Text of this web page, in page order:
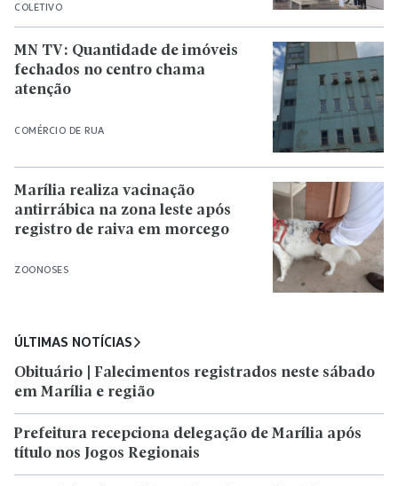
COLETIVO
COMÉRCIO DE RUA
MN TV: Quantidade de imóveis
fechados no centro chama
atenção
ZOONOSES
Marília realiza vacinação
antirrábica na zona leste após
registro de raiva em morcego
ÚLTIMAS NOTÍCIAS
Obituário | Falecimentos registrados neste sábado
em Marília e região
Prefeitura recepciona delegação de Marília após
título nos Jogos Regionais